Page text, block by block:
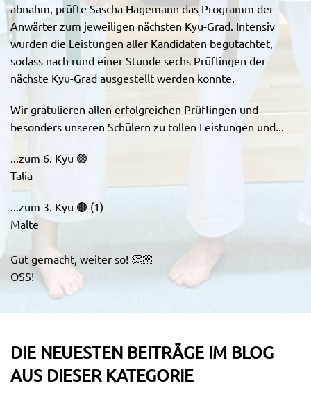
abnahm, prüfte Sascha Hagemann das Programm der
Anwärter zum jeweiligen nächsten Kyu-Grad. Intensiv
wurden die Leistungen aller Kandidaten begutachtet,
sodass nach rund einer Stunde sechs Prüflingen der
nächste Kyu-Grad ausgestellt werden konnte.
Wir gratulieren allen erfolgreichen Prüflingen und
besonders unseren Schülern zu tollen Leistungen und...
...zum 6. Kyu 🟢
Talia
...zum 3. Kyu 🟤 (1)
Malte
Gut gemacht, weiter so! 👏🏼
OSS!
DIE NEUESTEN BEITRÄGE IM BLOG
AUS DIESER KATEGORIE